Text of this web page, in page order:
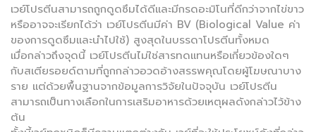
เวย์โปรตีนสามารถถูกดูดซึมได้ดีและมีกรดอะมิโนที่ดีกว่าจากไข่ขาว
หรืออาจจะเรียกได้ว่า เวย์โปรตีนมีค่า BV (Biological Value ค่า
ของการดูดซึมและนำไปใช้) สูงสุดในบรรดาโปรตีนทั้งหมด
เมื่อกล่าวถึงจุดนี้ เวย์โปรตีนไม่ใช่สารทดแทนหรือเกี่ยวข้องใดๆ
กับสเตียรอยด์ตามที่ถูกกล่าวอวดอ้างสรรพคุณโดยผู้โฆษณาบาง
ราย แต่ด้วยพื้นฐานจากข้อมูลการวิจัยในปัจจุบัน เวย์โปรตีน
สามารถเป็นทางเลือกในการเสริมอาหารด้วยเหตุผลดังกล่าวไว้ข้าง
ต้น